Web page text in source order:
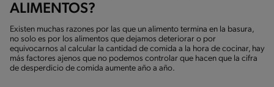
ALIMENTOS?
Existen muchas razones por las que un alimento termina en la basura,
no solo es por los alimentos que dejamos deteriorar o por
equivocarnos al calcular la cantidad de comida a la hora de cocinar, hay
más factores ajenos que no podemos controlar que hacen que la cifra
de desperdicio de comida aumente año a año.